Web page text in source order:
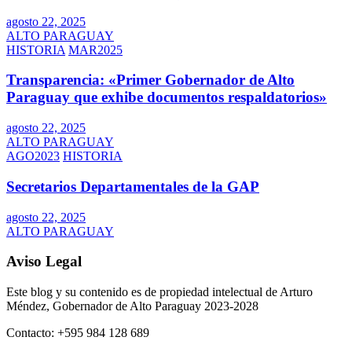
agosto 22, 2025
ALTO PARAGUAY
HISTORIA MAR2025
Transparencia: «Primer Gobernador de Alto
Paraguay que exhibe documentos respaldatorios»
agosto 22, 2025
ALTO PARAGUAY
AGO2023 HISTORIA
Secretarios Departamentales de la GAP
agosto 22, 2025
ALTO PARAGUAY
Aviso Legal
Este blog y su contenido es de propiedad intelectual de Arturo
Méndez, Gobernador de Alto Paraguay 2023-2028
Contacto: +595 984 128 689